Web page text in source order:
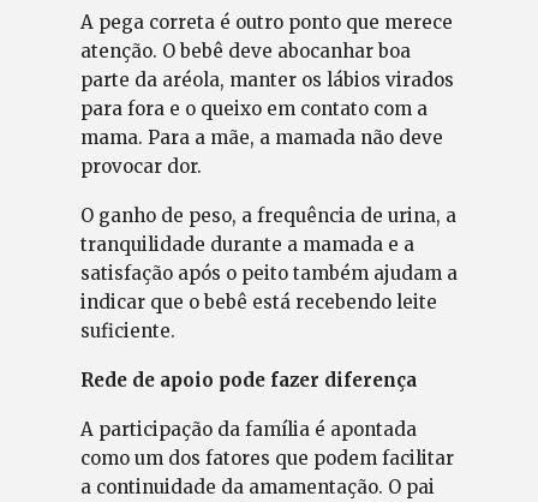
A pega correta é outro ponto que merece
atenção. O bebê deve abocanhar boa
parte da aréola, manter os lábios virados
para fora e o queixo em contato com a
mama. Para a mãe, a mamada não deve
provocar dor.
O ganho de peso, a frequência de urina, a
tranquilidade durante a mamada e a
satisfação após o peito também ajudam a
indicar que o bebê está recebendo leite
suficiente.
Rede de apoio pode fazer diferença
A participação da família é apontada
como um dos fatores que podem facilitar
a continuidade da amamentação. O pai